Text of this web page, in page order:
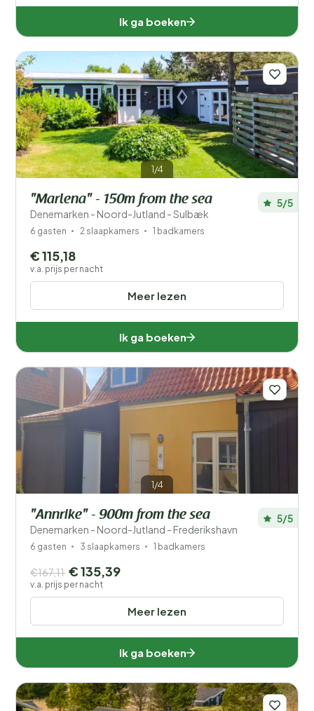
Ik ga boeken
1/4
"Marlena" - 150m from the sea
Denemarken - Noord-Jutland - Sulbæk
5/5
6 gasten 2 slaapkamers 1 badkamers
Meer lezen
€ 115,18
v.a. prijs per nacht
Ik ga boeken
1/4
"Annrike" - 900m from the sea
Denemarken - Noord-Jutland - Frederikshavn
5/5
6 gasten 3 slaapkamers 1 badkamers
Meer lezen
€167,11 € 135,39
v.a. prijs per nacht
Ik ga boeken